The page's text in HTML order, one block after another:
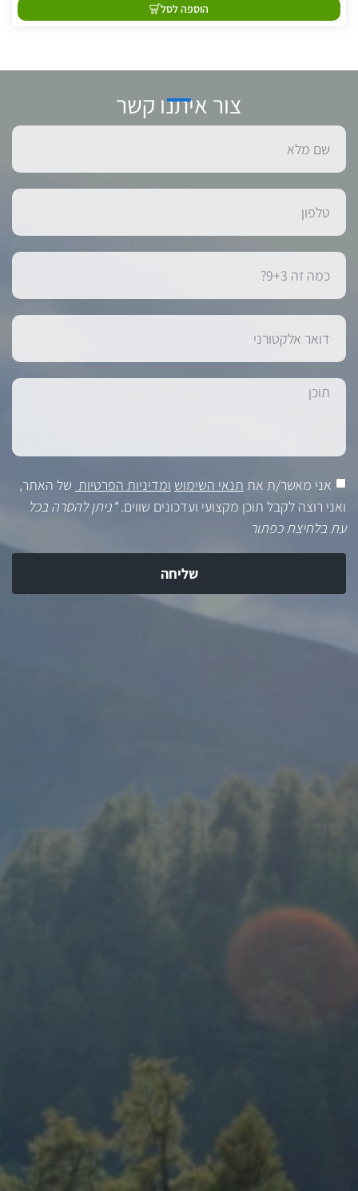
הוספה לסל
צור איתנו קשר
אני מאשר/ת את תנאי השימוש ומדיניות הפרטיות של האתר,
ואני רוצה לקבל תוכן מקצועי ועדכונים שווים.*ניתן להסרה בכל
עת בלחיצת כפתור
שליחה